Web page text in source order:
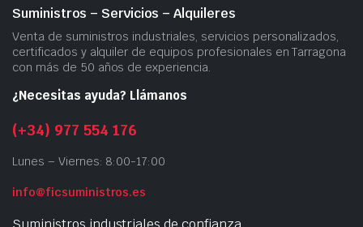
Suministros – Servicios – Alquileres
Venta de suministros industriales, servicios personalizados,
certificados y alquiler de equipos profesionales en Tarragona
con más de 50 años de experiencia.
¿Necesitas ayuda? Llámanos
(+34) 977 554 176
Lunes – Viernes: 8:00-17:00
info@ficsuministros.es